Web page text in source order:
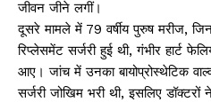
जीवन जीने लगीं।
दूसरे मामले में 79 वर्षीय पुरुष मरीज,
रिप्लेसमेंट सर्जरी हुई थी, गंभीर हार्ट
आए। जांच में उनका बायोप्रोस्थेटिक
सर्जरी जोखिम भरी थी, इसलिए डॉक्टरों